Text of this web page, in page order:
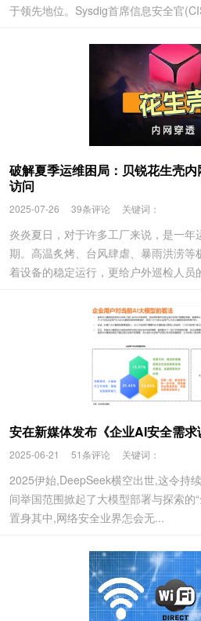
于领先地位。Sysdig首席信息安全官
破解夏季运维困局：贝锐花生壳
访问
2025-07-26 39条评论 关键词：
炎炎夏日，对于许多工厂来说，是一
期。高温炙烤、台风肆虐、暴雨洪涝等
着设备的稳定运行，更给户外巡检人员
安在新媒体发布《企业AI安全需
2025-06-21 51条评论 关键词：
2025伊始,DeepSeek横空出世,这令持
间举国范围掀起了大模型部署与探索的
置身其中,网络安全业界怎会无...